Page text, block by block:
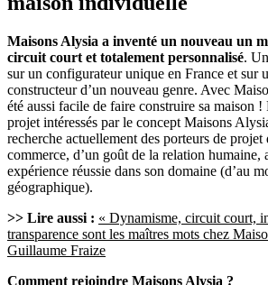
Maisons Alysia a inventé un nouveau un
circuit court et totalement personnalisé.
sur un configurateur unique en France et sur
constructeur d’un nouveau genre. Avec
été aussi facile de faire construire sa maison !
projet intéressés par le concept Maisons
recherche actuellement des porteurs de projet
commerce, d’un goût de la relation humaine,
expérience réussie dans son domaine (d’au
géographique).
>> Lire aussi : « Dynamisme, circuit court,
transparence sont les maîtres mots chez
Guillaume Fraize
Comment rejoindre Maisons Alysia ?